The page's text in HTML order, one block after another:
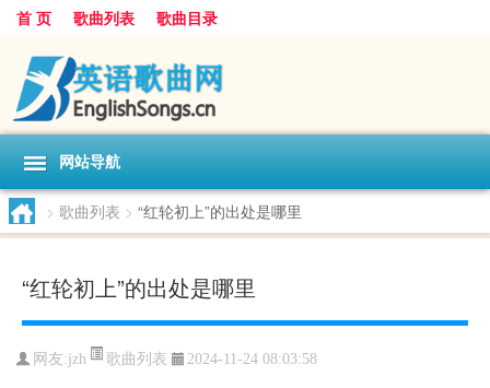
首 页 歌曲列表 歌曲目录
网站导航
> 歌曲列表 > “红轮初上”的出处是哪里
“红轮初上”的出处是哪里
网友:jzh 歌曲列表 2024-11-24 08:03:58